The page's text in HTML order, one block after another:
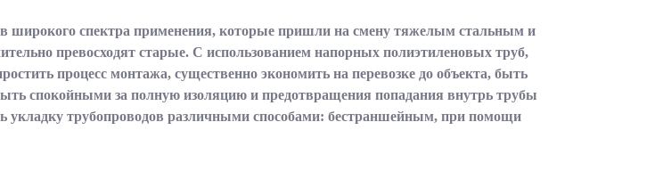
широкого спектра применения, которые пришли на смену тяжелым стальным и
превосходят старые. С использованием напорных полиэтиленовых труб,
процесс монтажа, существенно экономить на перевозке до объекта, быть
спокойными за полную изоляцию и предотвращения попадания внутрь трубы
укладку трубопроводов различными способами: бестраншейным, при помощи